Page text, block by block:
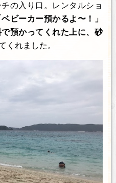
の入り口。レンタルショ
ベビーカー預かるよ〜！」
預かってくれた上に、砂
くれました。